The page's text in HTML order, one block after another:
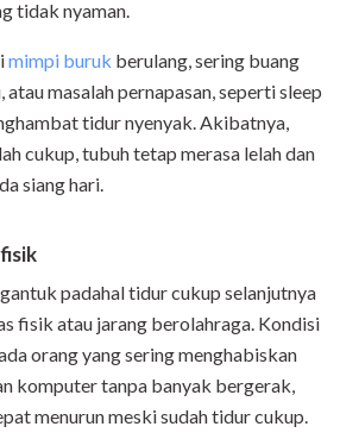
tidak nyaman.
mimpi buruk berulang, sering buang
masalah pernapasan, seperti sleep
tidur nyenyak. Akibatnya,
cukup, tubuh tetap merasa lelah dan
siang hari.
padahal tidur cukup selanjutnya
fisik atau jarang berolahraga. Kondisi
orang yang sering menghabiskan
komputer tanpa banyak bergerak,
menurun meski sudah tidur cukup.